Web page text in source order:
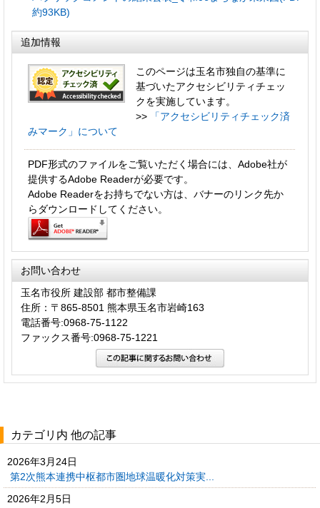
約93KB)
追加情報
このページは玉名市独自の基準に
基づいたアクセシビリティチェッ
クを実施しています。
>>
「アクセシビリティチェック済
みマーク」について
PDF形式のファイルをご覧いただく場合には、Adobe社が
提供するAdobe Readerが必要です。
Adobe Readerをお持ちでない方は、バナーのリンク先か
らダウンロードしてください。
お問い合わせ
玉名市役所 建設部 都市整備課
住所：〒865-8501 熊本県玉名市岩崎163
電話番号:0968-75-1122
ファックス番号:0968-75-1221
カテゴリ内 他の記事
2026年3月24日
第2次熊本連携中枢都市圏地球温暖化対策実...
2026年2月5日